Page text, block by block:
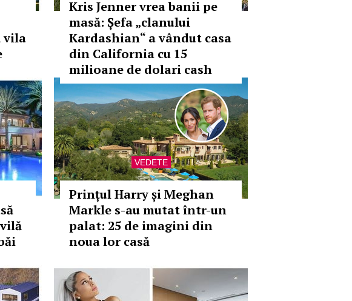
vila
Kris Jenner vrea banii pe
masă: Șefa „clanului
Kardashian“ a vândut casa
din California cu 15
milioane de dolari cash
VEDETE
Prințul Harry și Meghan
Markle s-au mutat într-un
palat: 25 de imagini din
noua lor casă